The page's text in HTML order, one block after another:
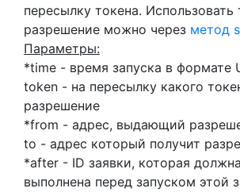
пересылку токена. Использовать
разрешение можно через метод
Параметры:
*time - время запуска в формате
token - на пересылку какого
разрешение
*from - адрес, выдающий
to - адрес который получит
*after - ID заявки, которая
выполнена перед запуском этой